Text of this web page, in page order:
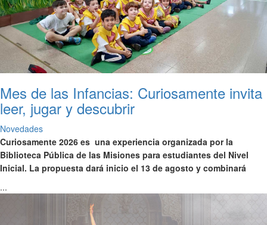
Mes de las Infancias: Curiosamente invita
leer, jugar y descubrir
Novedades
Curiosamente 2026 es una experiencia organizada por la
Biblioteca Pública de las Misiones para estudiantes del Nivel
Inicial. La propuesta dará inicio el 13 de agosto y combinará
...